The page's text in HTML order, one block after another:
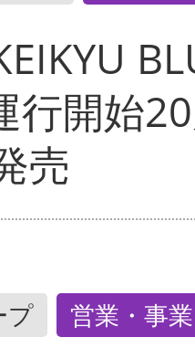
行開始
売
プ 営業・事